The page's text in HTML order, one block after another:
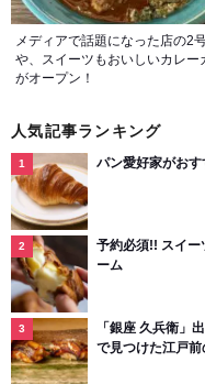
メディアで話題になった店の2
や、スイーツもおいしいカレー
がオープン！
人気記事ランキング
パン愛好家がお
予約必須!! スイー
ーム
「銀座 久兵衛」
で見つけた江戸前